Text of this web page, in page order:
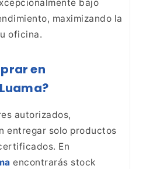
bajo
maximizando la
oficina.
en
autorizados,
entregar solo productos
En
encontrarás stock